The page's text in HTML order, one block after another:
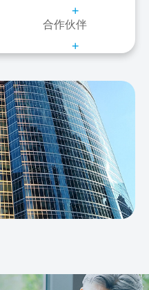
+
合作伙伴
+